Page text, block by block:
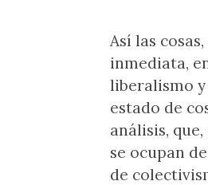
Así las
inmediata,
liberalismo
estado de
análisis,
se ocupan
de